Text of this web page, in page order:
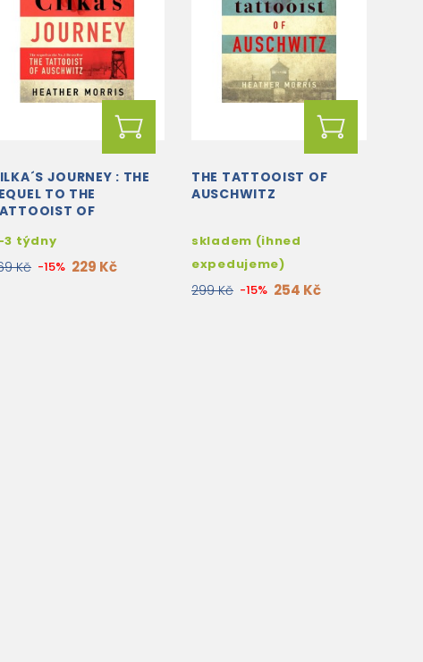
JOURNEY : THE
TO THE
OF
3 týdny
Kč -15% 229 Kč
THE TATTOOIST OF
AUSCHWITZ
skladem (ihned
expedujeme)
299 Kč -15% 254 Kč